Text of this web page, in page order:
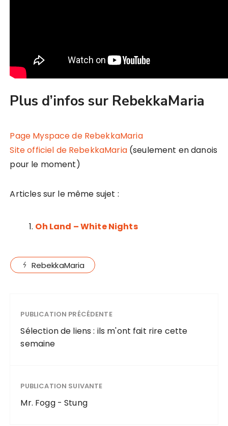
Plus d’infos sur RebekkaMaria
Page Myspace de RebekkaMaria
Site officiel de RebekkaMaria (seulement en danois
pour le moment)
Articles sur le même sujet :
Oh Land – White Nights
RebekkaMaria
PUBLICATION PRÉCÉDENTE
Sélection de liens : ils m'ont fait rire cette
semaine
PUBLICATION SUIVANTE
Mr. Fogg - Stung